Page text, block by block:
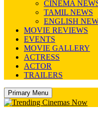
CINEMA
TAMIL NEWS
ENGLISH
MOVIE REVIEWS
EVENTS
MOVIE GALLERY
ACTRESS
ACTOR
TRAILERS
Primary Menu